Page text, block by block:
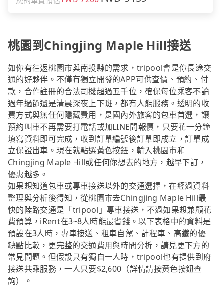
桃園到Chingjing Maple Hill接送
如你有往返桃園市與南投縣的需求，tripool會是你長途交
通的好夥伴。不僅有獨立開發的APP可供查價、預約、付
款，合作註冊的合法司機超過五千位，確保每位乘客不論
過年過節還是清晨深夜上下班，都有人能服務。透明的收
費方式與無任何隱藏費用，是國內外旅客的包車首選，讓
預約叫車不再需要打電話或加LINE問報價，只要花一分鐘
填寫資料即可完成，收到訂單編號後訂單即成立，訂單成
立保證出車。現在就點選黃色按鈕，輸入桃園市和
Chingjing Maple Hill或任何你想去的地方，越早下訂，
優惠越多。
如果想知道包車或專車接送以外的交通選擇，在經過資料
整理與分析後得知，從桃園市去Chingjing Maple Hill最
快的陸路交通是「tripool」專車接送，不過如果想兼顧花
費預算，iRent在3~8人時能最省錢。以下表格中的資料是
預設在3人時，專車接送、租車自駕、計程車、高鐵的優
缺點比較，更完整的交通費用與時間分析，請見更下方的
常見問題。但假設只有獨自一人時，tripool也有提供到府
接送共乘服務，一人只要$2,600（詳情請按黃色按鈕查
詢）。